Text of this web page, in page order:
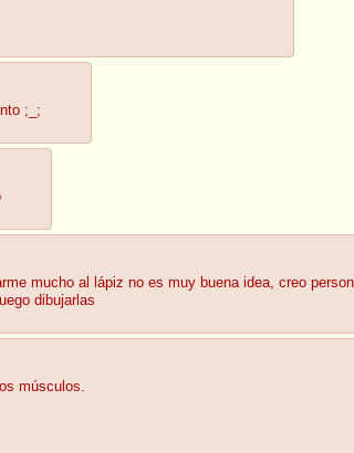
;_;
mucho al lápiz no es muy buena idea, creo
dibujarlas
músculos.